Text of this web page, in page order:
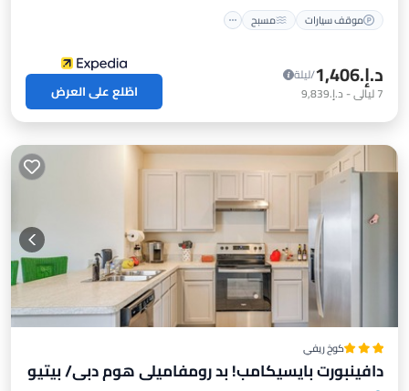
موقف سيارات
مسبح
د.إ.‏1,406
/ليلة
7ليالي- د.إ.‏9,839 اطّلع على العرض
كوخ ريفي
دافينبورت بايسيكامب! بد رومفاميلي هوم دبي/ بيتيو
موقف سيارات شرفة / تراس
مطبخ